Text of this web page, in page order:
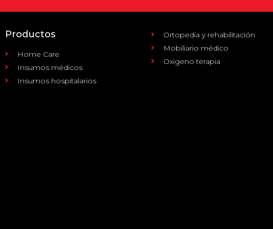
Productos
Home Care
Insumos médicos
Insumos hospitalarios
Ortopedia y rehabilitación
Mobiliario médico
Oxigeno terapia